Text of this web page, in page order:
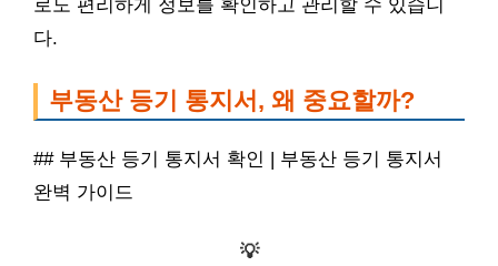
로도 편리하게 정보를 확인하고 관리할 수 있습니
다.
부동산 등기 통지서, 왜 중요할까?
## 부동산 등기 통지서 확인 | 부동산 등기 통지서
완벽 가이드
💡